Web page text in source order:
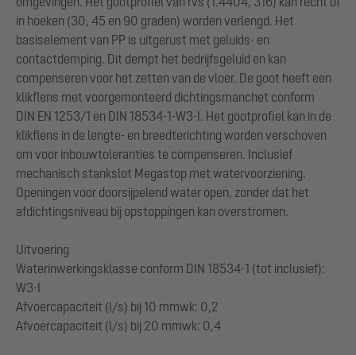
in hoeken (30, 45 en 90 graden) worden verlengd. Het
basiselement van PP is uitgerust met geluids- en
contactdemping. Dit dempt het bedrijfsgeluid en kan
compenseren voor het zetten van de vloer. De goot heeft een
klikflens met voorgemonteerd dichtingsmanchet conform
DIN EN 1253/1 en DIN 18534-1-W3-I. Het gootprofiel kan in de
klikflens in de lengte- en breedterichting worden verschoven
om voor inbouwtoleranties te compenseren. Inclusief
mechanisch stankslot Megastop met watervoorziening.
Openingen voor doorsijpelend water open, zonder dat het
afdichtingsniveau bij opstoppingen kan overstromen.
Uitvoering
Waterinwerkingsklasse conform DIN 18534-1 (tot inclusief):
W3-I
Afvoercapaciteit (l/s) bij 10 mmwk: 0,2
Afvoercapaciteit (l/s) bij 20 mmwk: 0,4